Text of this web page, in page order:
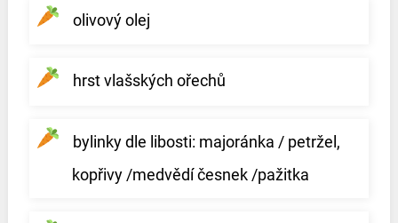
olivový olej
hrst vlašských ořechů
bylinky dle libosti: majoránka / petržel,
kopřivy /medvědí česnek /pažitka